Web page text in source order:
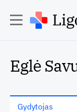
Eglė
Gydytojas